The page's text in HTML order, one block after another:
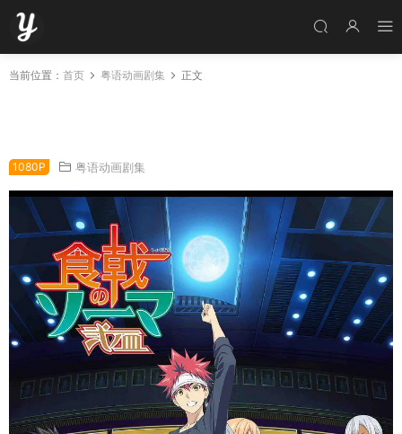
当前位置： 首页 粤语动画剧集 正文
1080P 粤语动画剧集